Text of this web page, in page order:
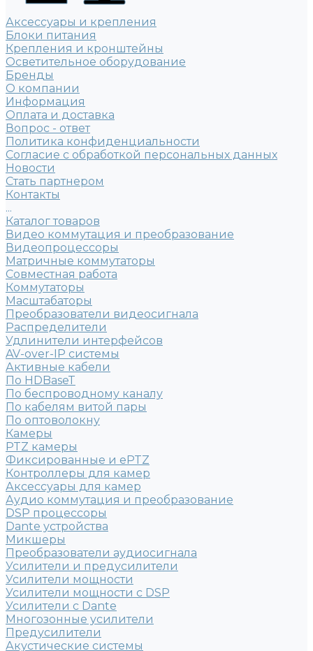
Аксессуары и крепления
Блоки питания
Крепления и кронштейны
Осветительное оборудование
Бренды
О компании
Информация
Оплата и доставка
Вопрос - ответ
Политика конфиденциальности
Согласие с обработкой персональных данных
Новости
Стать партнером
Контакты
...
Каталог товаров
Видео коммутация и преобразование
Видеопроцессоры
Матричные коммутаторы
Совместная работа
Коммутаторы
Масштабаторы
Преобразователи видеосигнала
Распределители
Удлинители интерфейсов
AV-over-IP системы
Активные кабели
По HDBaseT
По беспроводному каналу
По кабелям витой пары
По оптоволокну
Камеры
PTZ камеры
Фиксированные и ePTZ
Контроллеры для камер
Аксессуары для камер
Аудио коммутация и преобразование
DSP процессоры
Dante устройства
Микшеры
Преобразователи аудиосигнала
Усилители и предусилители
Усилители мощности
Усилители мощности с DSP
Усилители с Dante
Многозонные усилители
Предусилители
Акустические системы